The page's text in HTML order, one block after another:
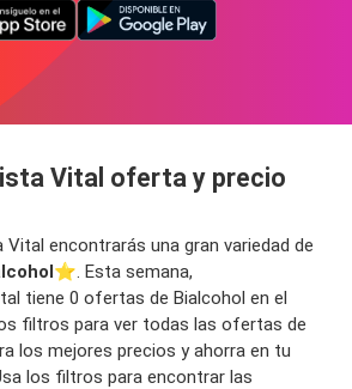
Vital oferta y precio
Vital encontrarás una gran variedad de
⭐️. Esta semana,
tiene 0 ofertas de Bialcohol en el
filtros para ver todas las ofertas de
los mejores precios y ahorra en tu
los filtros para encontrar las